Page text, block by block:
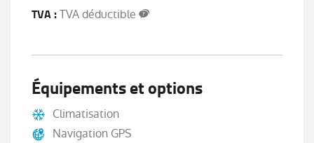
TVA :TVA déductible
Équipements et options
Climatisation
Navigation GPS